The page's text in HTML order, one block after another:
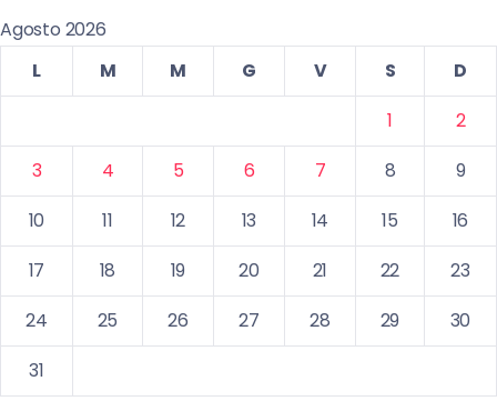
Agosto 2026
L
M M G V S
D
1
2
3
4 5 6 7 8
9
10
11 12 13 14 15
16
17
18 19 20 21 22
23
24
25 26 27 28 29
30
31